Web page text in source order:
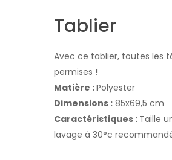
Tablier
Avec ce tablier, toutes les
permises !
Matière :Polyester
Dimensions : 85x69,5 cm
Caractéristiques : Taille
lavage à 30°c